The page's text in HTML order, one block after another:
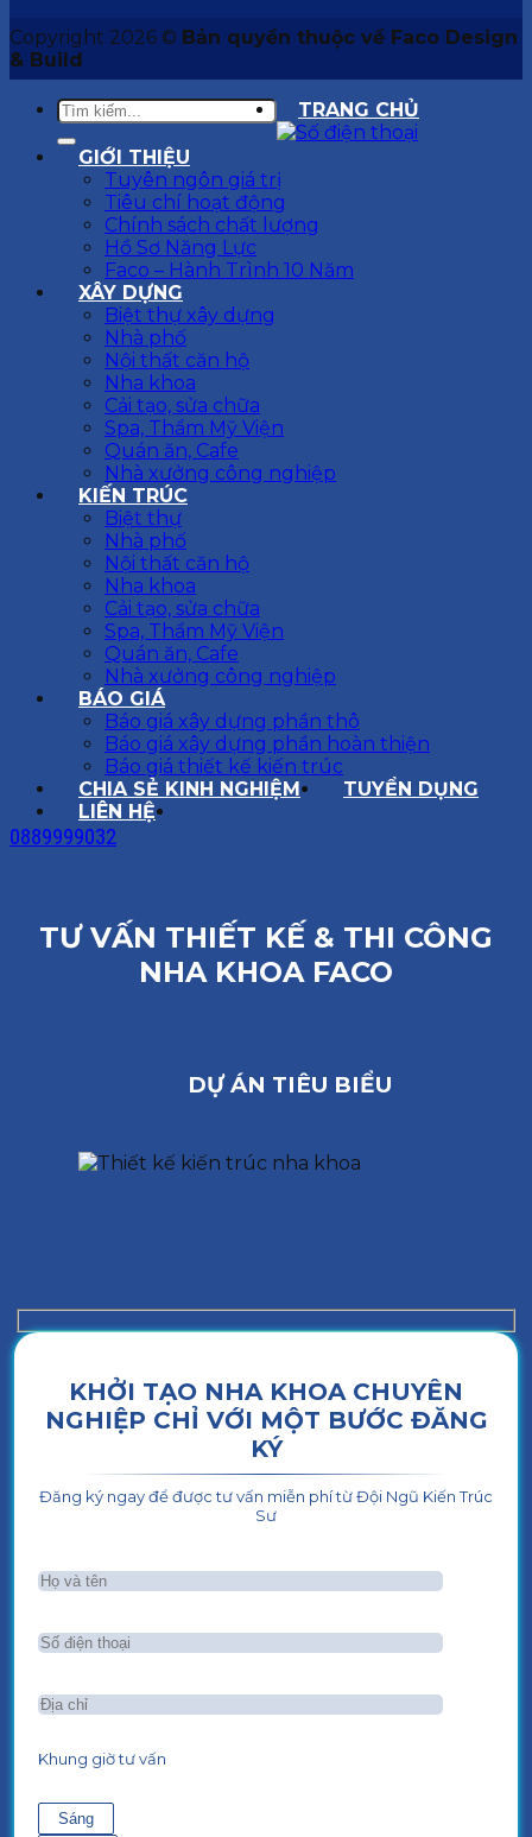
Copyright 2026 © Bản quyền thuộc về Faco Design
& Build
TRANG CHỦ
GIỚI THIỆU
Tuyên ngôn giá trị
Tiêu chí hoạt động
Chính sách chất lượng
Hồ Sơ Năng Lực
Faco – Hành Trình 10 Năm
XÂY DỰNG
Biệt thự xây dựng
Nhà phố
Nội thất căn hộ
Nha khoa
Cải tạo, sửa chữa
Spa, Thẩm Mỹ Viện
Quán ăn, Cafe
Nhà xưởng công nghiệp
KIẾN TRÚC
Biệt thự
Nhà phố
Nội thất căn hộ
Nha khoa
Cải tạo, sửa chữa
Spa, Thẩm Mỹ Viện
Quán ăn, Cafe
Nhà xưởng công nghiệp
BÁO GIÁ
Báo giá xây dựng phần thô
Báo giá xây dựng phần hoàn thiện
Báo giá thiết kế kiến trúc
CHIA SẺ KINH NGHIỆM
TUYỂN DỤNG
LIÊN HỆ
0889999032
TƯ VẤN THIẾT KẾ & THI CÔNG
NHA KHOA FACO
DỰ ÁN TIÊU BIỂU
KHỞI TẠO NHA KHOA CHUYÊN
NGHIỆP CHỈ VỚI MỘT BƯỚC ĐĂNG
KÝ
Đăng ký ngay để được tư vấn miễn phí từ Đội Ngũ Kiến Trúc
Sư
Khung giờ tư vấn
Sáng